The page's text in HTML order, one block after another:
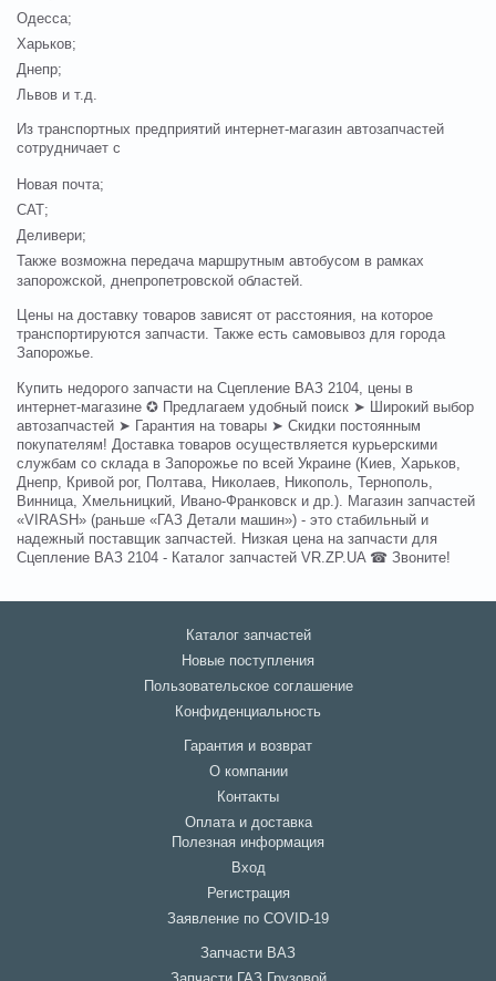
Одесса;
Харьков;
Днепр;
Львов и т.д.
Из транспортных предприятий интернет-магазин автозапчастей
сотрудничает с
Новая почта;
САТ;
Деливери;
Также возможна передача маршрутным автобусом в рамках
запорожской, днепропетровской областей.
Цены на доставку товаров зависят от расстояния, на которое
транспортируются запчасти. Также есть самовывоз для города
Запорожье.
Купить недорого запчасти на Сцепление ВАЗ 2104, цены в
интернет-магазине ✪ Предлагаем удобный поиск ➤ Широкий выбор
автозапчастей ➤ Гарантия на товары ➤ Скидки постоянным
покупателям! Доставка товаров осуществляется курьерскими
службам со склада в Запорожье по всей Украине (Киев, Харьков,
Днепр, Кривой рог, Полтава, Николаев, Никополь, Тернополь,
Винница, Хмельницкий, Ивано-Франковск и др.). Магазин запчастей
«VIRASH» (раньше «ГАЗ Детали машин») - это стабильный и
надежный поставщик запчастей. Низкая цена на запчасти для
Сцепление ВАЗ 2104 - Каталог запчастей VR.ZP.UA ☎ Звоните!
Каталог запчастей
Новые поступления
Пользовательское соглашение
Конфиденциальность
Гарантия и возврат
О компании
Контакты
Оплата и доставка
Полезная информация
Вход
Регистрация
Заявление по COVID-19
Запчасти ВАЗ